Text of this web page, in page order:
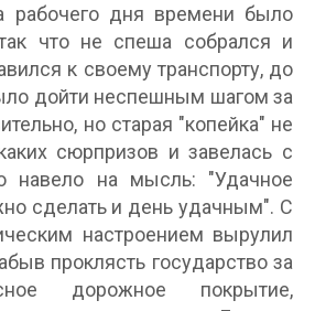
рабочего дня времени было
что не спеша собрался и
к своему транспорту, до
дойти неспешным шагом за
но старая "копейка" не
сюрпризов и завелась с
навело на мысль: "Удачное
сделать и день удачным". С
настроением вырулил
проклясть государство за
дорожное покрытие,